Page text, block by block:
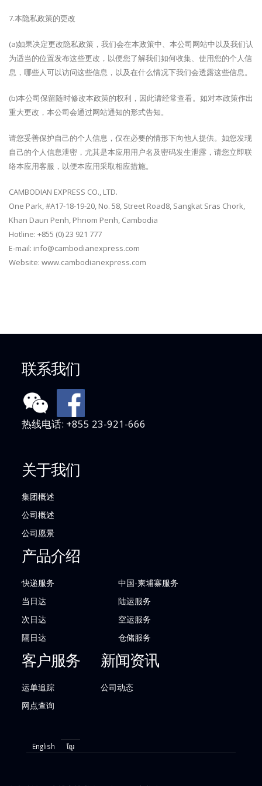
7.本隐私政策的更改
(a)如果决定更改隐私政策，我们会在本政策中、本公司网站中以及我们认
为适当的位置发布这些更改，以便您了解我们如何收集、使用您的个人信
息，哪些人可以访问这些信息，以及在什么情况下我们会透露这些信息。
(b)本公司保留随时修改本政策的权利，因此请经常查看。如对本政策作出
重大更改，本公司会通过网站通知的形式告知。
请您妥善保护自己的个人信息，仅在必要的情形下向他人提供。如您发现
自己的个人信息泄密，尤其是本应用用户名及密码发生泄露，请您立即联
络本应用客服，以便本应用采取相应措施。
CAMBODIAN EXPRESS CO., LTD.
One Park, #A17-18-19-20, No. 58, Street Road8, Sangkat Sras Chork,
Khan Daun Penh, Phnom Penh, Cambodia
Hotline: +855 (0) 23 921 777
E-mail: info@cambodianexpress.com
Website: www.cambodianexpress.com
联系我们
热线电话: +855 23-921-666
关于我们
集团概述
公司概述
公司愿景
产品介绍
快递服务
当日达
次日达
隔日达
中国-柬埔寨服务
陆运服务
空运服务
仓储服务
客户服务
运单追踪
网点查询
新闻资讯
公司动态
English ខ្មែរ